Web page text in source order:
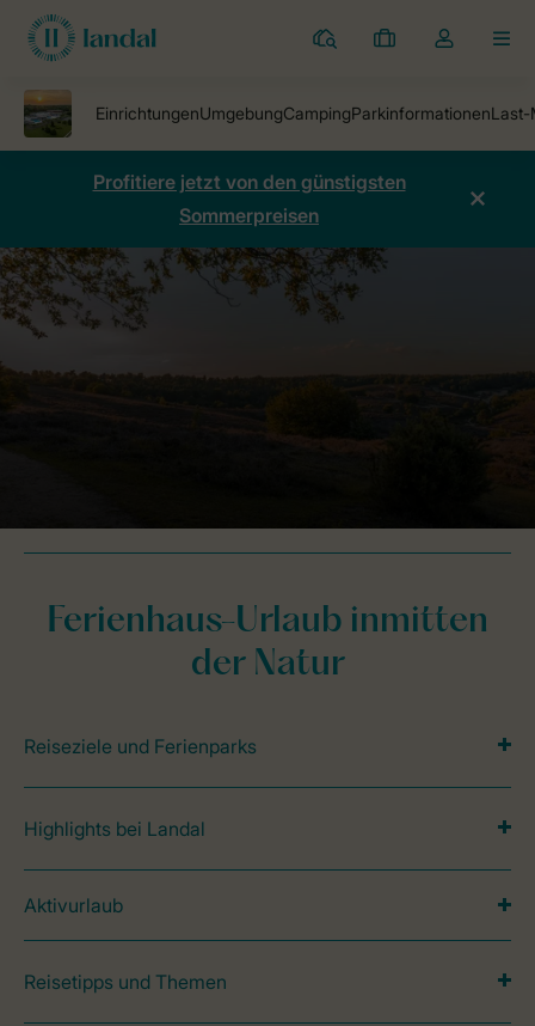
Ferienparks
Meine
Dropdown-
öffnen
Profitiere jetzt von den günstigsten
Sommerpreisen
Ferienparks Ferienpark Klein Vink Preise vergleichen
Ferienhaus-Urlaub inmitten
der Natur
Reiseziele und Ferienparks
Highlights bei Landal
Aktivurlaub
Reisetipps und Themen